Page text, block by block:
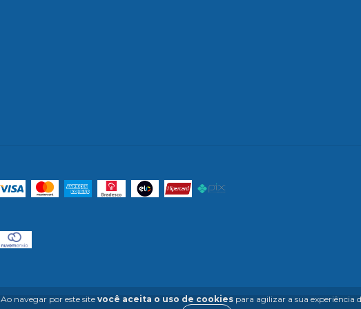
Ao navegar por este site você aceita o uso de cookiespara agilizar a sua experiência